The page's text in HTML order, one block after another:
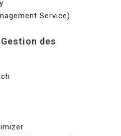
Service)
des